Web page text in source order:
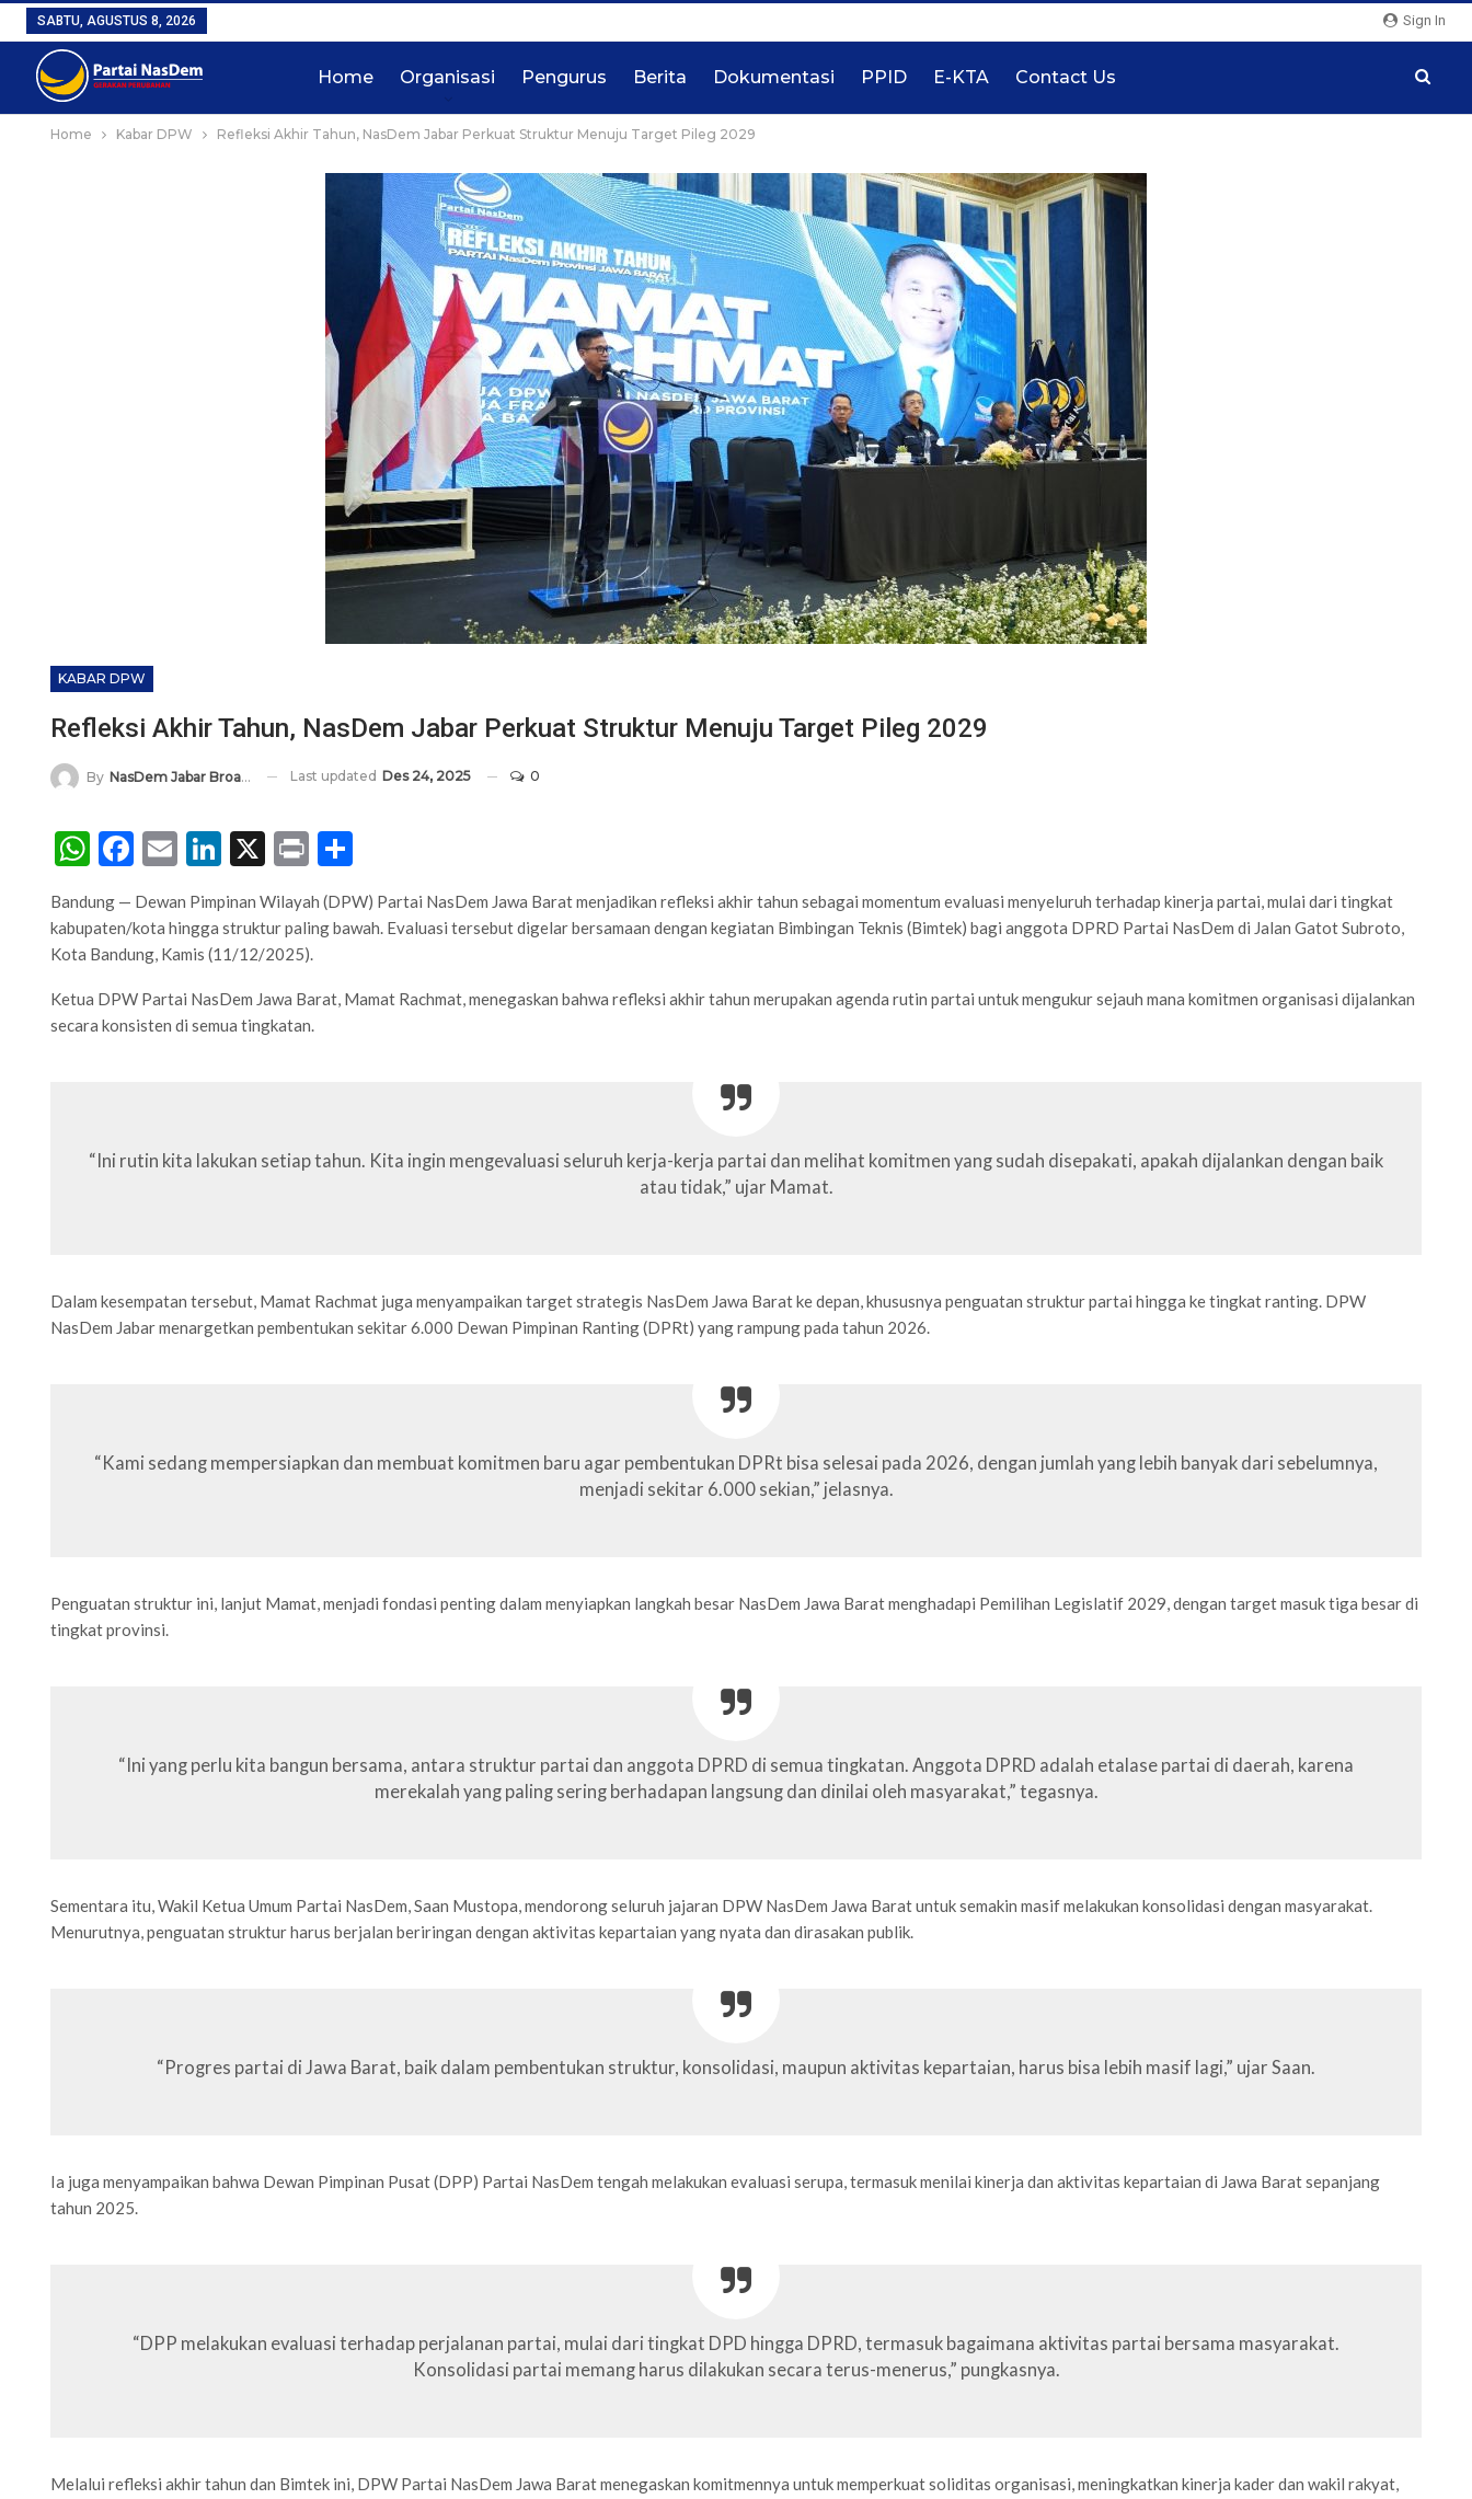
Sign In
SABTU, AGUSTUS 8, 2026
Home Organisasi Pengurus Berita Dokumentasi PPID E-KTA Contact Us
Home Kabar DPW Refleksi Akhir Tahun, NasDem Jabar Perkuat Struktur Menuju Target Pileg 2029
KABAR DPW
Refleksi Akhir Tahun, NasDem Jabar Perkuat Struktur Menuju Target Pileg 2029
By NasDem Jabar Broadcasting Network Last updated Des 24, 2025 0
WhatsApp
Facebook
EmailLinkedIn
X Print
Bandung — Dewan Pimpinan Wilayah (DPW) Partai NasDem Jawa Barat menjadikan refleksi akhir tahun sebagai momentum evaluasi menyeluruh terhadap kinerja partai, mulai dari tingkat
kabupaten/kota hingga struktur paling bawah. Evaluasi tersebut digelar bersamaan dengan kegiatan Bimbingan Teknis (Bimtek) bagi anggota DPRD Partai NasDem di Jalan Gatot Subroto,
Kota Bandung, Kamis (11/12/2025).
Ketua DPW Partai NasDem Jawa Barat, Mamat Rachmat, menegaskan bahwa refleksi akhir tahun merupakan agenda rutin partai untuk mengukur sejauh mana komitmen organisasi dijalankan
secara konsisten di semua tingkatan.
“Ini rutin kita lakukan setiap tahun. Kita ingin mengevaluasi seluruh kerja-kerja partai dan melihat komitmen yang sudah disepakati, apakah dijalankan dengan baik
atau tidak,” ujar Mamat.
Dalam kesempatan tersebut, Mamat Rachmat juga menyampaikan target strategis NasDem Jawa Barat ke depan, khususnya penguatan struktur partai hingga ke tingkat ranting. DPW
NasDem Jabar menargetkan pembentukan sekitar 6.000 Dewan Pimpinan Ranting (DPRt) yang rampung pada tahun 2026.
“Kami sedang mempersiapkan dan membuat komitmen baru agar pembentukan DPRt bisa selesai pada 2026, dengan jumlah yang lebih banyak dari sebelumnya,
menjadi sekitar 6.000 sekian,” jelasnya.
Penguatan struktur ini, lanjut Mamat, menjadi fondasi penting dalam menyiapkan langkah besar NasDem Jawa Barat menghadapi Pemilihan Legislatif 2029, dengan target masuk tiga besar di
tingkat provinsi.
“Ini yang perlu kita bangun bersama, antara struktur partai dan anggota DPRD di semua tingkatan. Anggota DPRD adalah etalase partai di daerah, karena
merekalah yang paling sering berhadapan langsung dan dinilai oleh masyarakat,” tegasnya.
Sementara itu, Wakil Ketua Umum Partai NasDem, Saan Mustopa, mendorong seluruh jajaran DPW NasDem Jawa Barat untuk semakin masif melakukan konsolidasi dengan masyarakat.
Menurutnya, penguatan struktur harus berjalan beriringan dengan aktivitas kepartaian yang nyata dan dirasakan publik.
“Progres partai di Jawa Barat, baik dalam pembentukan struktur, konsolidasi, maupun aktivitas kepartaian, harus bisa lebih masif lagi,” ujar Saan.
Ia juga menyampaikan bahwa Dewan Pimpinan Pusat (DPP) Partai NasDem tengah melakukan evaluasi serupa, termasuk menilai kinerja dan aktivitas kepartaian di Jawa Barat sepanjang
tahun 2025.
“DPP melakukan evaluasi terhadap perjalanan partai, mulai dari tingkat DPD hingga DPRD, termasuk bagaimana aktivitas partai bersama masyarakat.
Konsolidasi partai memang harus dilakukan secara terus-menerus,” pungkasnya.
Melalui refleksi akhir tahun dan Bimtek ini, DPW Partai NasDem Jawa Barat menegaskan komitmennya untuk memperkuat soliditas organisasi, meningkatkan kinerja kader dan wakil rakyat,